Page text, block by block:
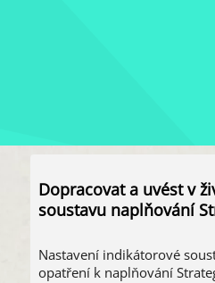
Dopracovat a uvést v
soustavu naplňování
Nastavení indikátorové
opatření k naplňování